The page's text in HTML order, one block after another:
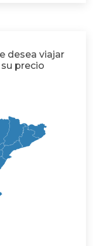
desea viajar
precio